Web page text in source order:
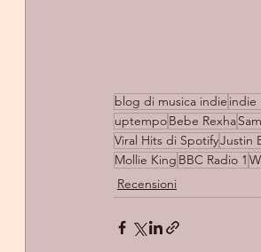
blog di musica indie indie
uptempoBebe Rexha
Viral Hits di SpotifyJustin
Mollie King BBC Radio 1
Recensioni